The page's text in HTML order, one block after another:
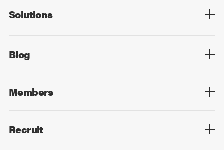
Solutions
Blog
Members
Recruit